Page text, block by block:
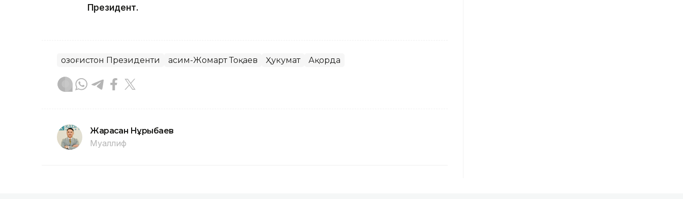
Президент.
Қозоғистон Президенти Қасим-Жомарт Тоқаев Ҳукумат Ақорда
Жарасқан Нұрыбаев
Муаллиф